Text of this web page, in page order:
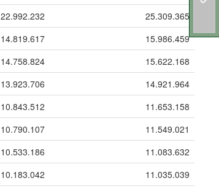
22.992.232
25.309.365
14.819.617
15.986.459
14.758.824
15.622.168
13.923.706
14.921.964
10.843.512
11.653.158
10.790.107
11.549.021
10.533.186
11.083.632
10.183.042
11.035.039